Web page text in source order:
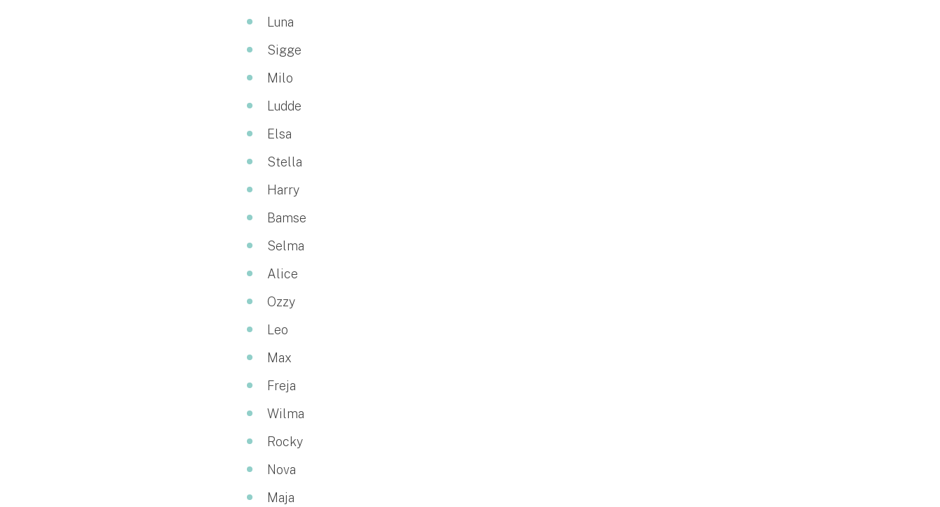
Luna
Sigge
Milo
Ludde
Elsa
Stella
Harry
Bamse
Selma
Alice
Ozzy
Leo
Max
Freja
Wilma
Rocky
Nova
Maja